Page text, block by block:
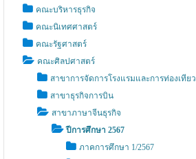
คณะบริหารธุรกิจ
คณะนิเทศศาสตร์
คณะรัฐศาสตร์
คณะศิลปศาสตร์
สาขาการจัดการโรงแรมและการท่องเทียว
สาขาธุรกิจการบิน
สาขาภาษาจีนธุรกิจ
ปีการศึกษา 2567
ภาคการศึกษา 1/2567